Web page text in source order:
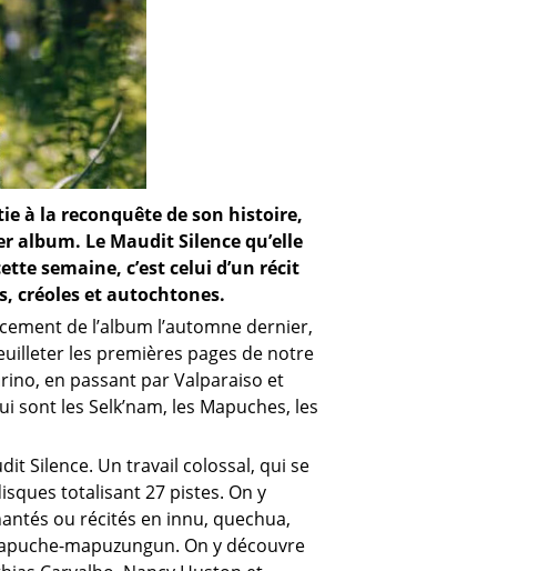
à la reconquête de son histoire,
album. Le Maudit Silence qu’elle
semaine, c’est celui d’un récit
créoles et autochtones.
de l’album l’automne dernier,
les premières pages de notre
en passant par Valparaiso et
les Selk’nam, les Mapuches, les
Silence. Un travail colossal, qui se
totalisant 27 pistes. On y
ou récités en innu, quechua,
mapuzungun. On y découvre